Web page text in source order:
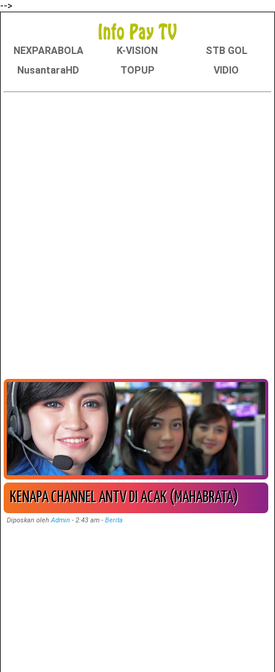
-->
NEXPARABOLA K-VISION
STB GOL
NusantaraHD
TOPUP VIDIO
KENAPA CHANNEL ANTV DI ACAK (MAHABRATA)
Diposkan olehAdmin - 2:43 am- Berita